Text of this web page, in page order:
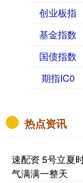
创业板指
基金指数
国债指数
期指IC0
热点资讯
速配资 5号立夏
气满满一整天